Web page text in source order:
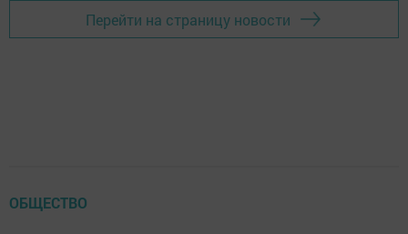
Перейти на страницу новости
ОБЩЕСТВО